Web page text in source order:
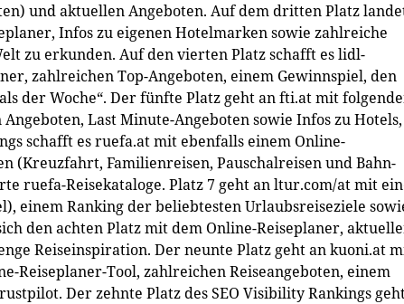
und aktuellen Angeboten. Auf dem dritten Platz
Infos zu eigenen Hotelmarken sowie zahlreiche
zu erkunden. Auf den vierten Platz schafft es lidl-
zahlreichen Top-Angeboten, einem Gewinnspiel, den
der Woche“. Der fünfte Platz geht an fti.at mit
Last Minute-Angeboten sowie Infos zu Hotels,
schafft es ruefa.at mit ebenfalls einem Online-
(Kreuzfahrt, Familienreisen, Pauschalreisen und Bahn-
ruefa-Reisekataloge. Platz 7 geht an ltur.com/at mit
einem Ranking der beliebtesten Urlaubsreiseziele
den achten Platz mit dem Online-Reiseplaner,
Reiseinspiration. Der neunte Platz geht an kuoni.at
Reiseplaner-Tool, zahlreichen Reiseangeboten, einem
Der zehnte Platz des SEO Visibility Rankings